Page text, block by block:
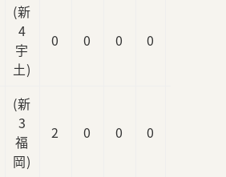
(新
4
宇
土)
0 0 0 0
(新
3
福
岡)
2 0 0 0